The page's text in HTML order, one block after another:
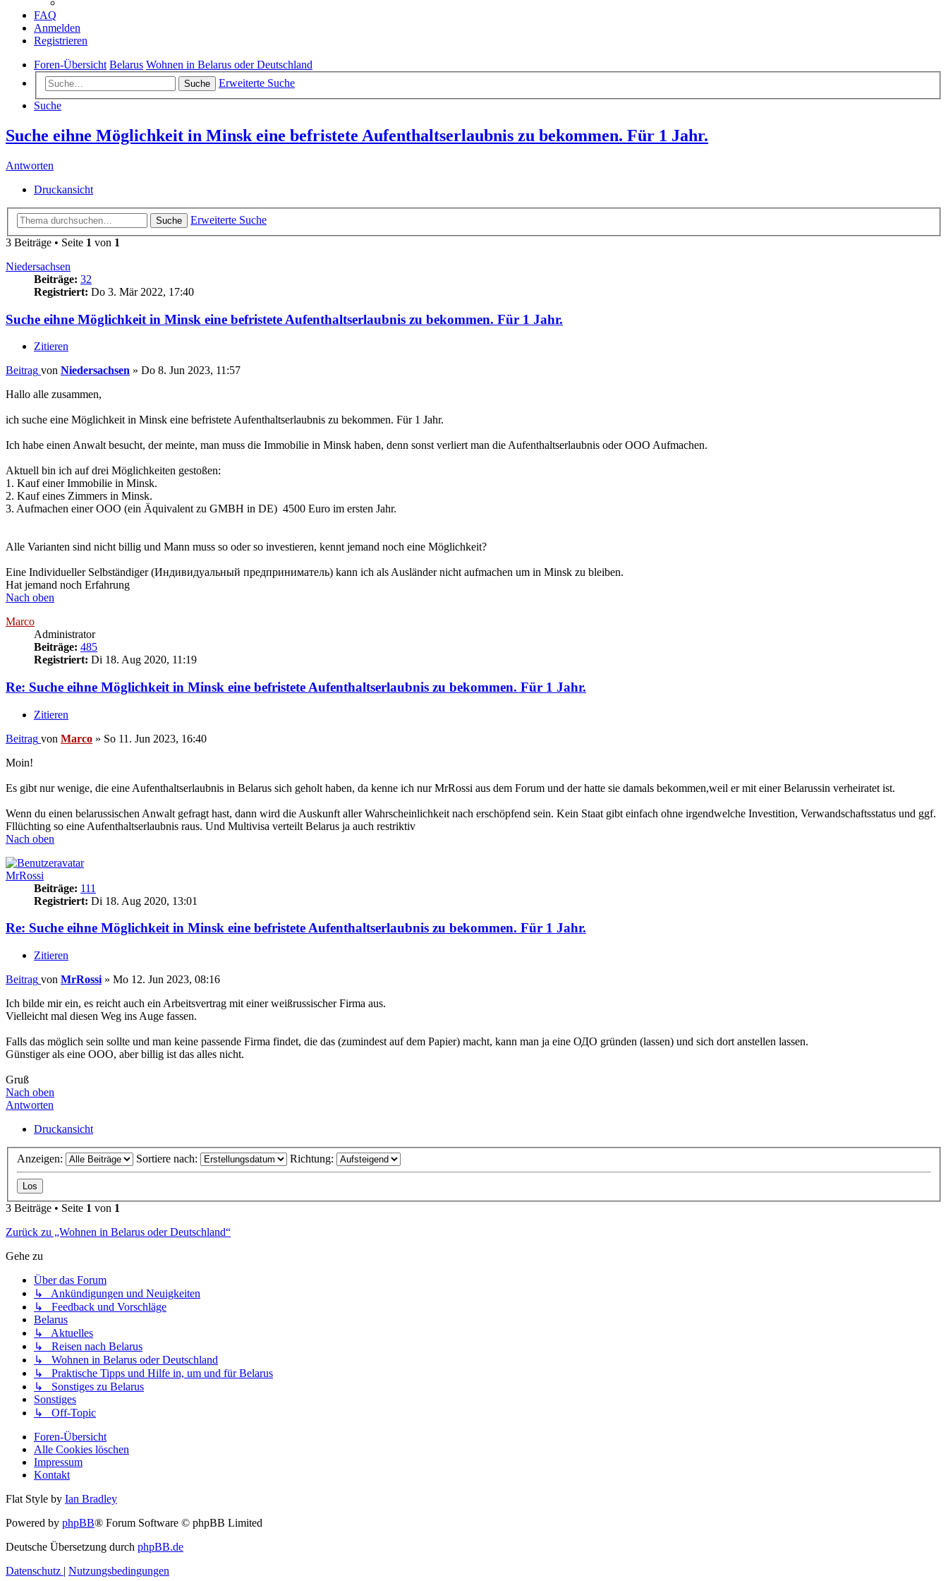
FAQ
Anmelden
Registrieren
Foren-Übersicht Belarus Wohnen in Belarus oder Deutschland
Suche
Erweiterte Suche
Suche
Suche eihne Möglichkeit in Minsk eine befristete Aufenthaltserlaubnis zu bekommen. Für 1 Jahr.
Antworten
Druckansicht
Suche
Erweiterte Suche
3 Beiträge • Seite 1 von 1
Niedersachsen
Beiträge: 32
Registriert: Do 3. Mär 2022, 17:40
Suche eihne Möglichkeit in Minsk eine befristete Aufenthaltserlaubnis zu bekommen. Für 1 Jahr.
Zitieren
Beitrag von Niedersachsen » Do 8. Jun 2023, 11:57
Hallo alle zusammen,
ich suche eine Möglichkeit in Minsk eine befristete Aufenthaltserlaubnis zu bekommen. Für 1 Jahr.
Ich habe einen Anwalt besucht, der meinte, man muss die Immobilie in Minsk haben, denn sonst verliert man die Aufenthaltserlaubnis oder OOO Aufmachen.
Aktuell bin ich auf drei Möglichkeiten gestoßen:
1. Kauf einer Immobilie in Minsk.
2. Kauf eines Zimmers in Minsk.
3. Aufmachen einer OOO (ein Äquivalent zu GMBH in DE) 4500 Euro im ersten Jahr.
Alle Varianten sind nicht billig und Mann muss so oder so investieren, kennt jemand noch eine Möglichkeit?
Eine Individueller Selbständiger (Индивидуальный предприниматель) kann ich als Ausländer nicht aufmachen um in Minsk zu bleiben.
Hat jemand noch Erfahrung
Nach oben
Marco
Administrator
Beiträge: 485
Registriert: Di 18. Aug 2020, 11:19
Re: Suche eihne Möglichkeit in Minsk eine befristete Aufenthaltserlaubnis zu bekommen. Für 1 Jahr.
Zitieren
Beitrag von Marco » So 11. Jun 2023, 16:40
Moin!
Es gibt nur wenige, die eine Aufenthaltserlaubnis in Belarus sich geholt haben, da kenne ich nur MrRossi aus dem Forum und der hatte sie damals bekommen,weil er mit einer Belarussin verheiratet ist.
Wenn du einen belarussischen Anwalt gefragt hast, dann wird die Auskunft aller Wahrscheinlichkeit nach erschöpfend sein. Kein Staat gibt einfach ohne irgendwelche Investition, Verwandschaftsstatus und ggf.
Fllüchting so eine Aufenthaltserlaubnis raus. Und Multivisa verteilt Belarus ja auch restriktiv
Nach oben
MrRossi
Beiträge: 111
Registriert: Di 18. Aug 2020, 13:01
Re: Suche eihne Möglichkeit in Minsk eine befristete Aufenthaltserlaubnis zu bekommen. Für 1 Jahr.
Zitieren
Beitrag von MrRossi » Mo 12. Jun 2023, 08:16
Ich bilde mir ein, es reicht auch ein Arbeitsvertrag mit einer weißrussischer Firma aus.
Vielleicht mal diesen Weg ins Auge fassen.
Falls das möglich sein sollte und man keine passende Firma findet, die das (zumindest auf dem Papier) macht, kann man ja eine ОДО gründen (lassen) und sich dort anstellen lassen.
Günstiger als eine ООО, aber billig ist das alles nicht.
Gruß
Nach oben
Antworten
Druckansicht
Anzeigen: Sortiere nach: Richtung:
3 Beiträge • Seite 1 von 1
Zurück zu „Wohnen in Belarus oder Deutschland“
Gehe zu
Über das Forum
↳ Ankündigungen und Neuigkeiten
↳ Feedback und Vorschläge
Belarus
↳ Aktuelles
↳ Reisen nach Belarus
↳ Wohnen in Belarus oder Deutschland
↳ Praktische Tipps und Hilfe in, um und für Belarus
↳ Sonstiges zu Belarus
Sonstiges
↳ Off-Topic
Foren-Übersicht
Alle Cookies löschen
Impressum
Kontakt
Flat Style by Ian Bradley
Powered by phpBB® Forum Software © phpBB Limited
Deutsche Übersetzung durch phpBB.de
Datenschutz | Nutzungsbedingungen